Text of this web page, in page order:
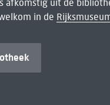
afkomstig uit de
in de